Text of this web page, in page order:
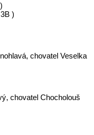
)
chovatel Veselka
chovatel Chocholouš